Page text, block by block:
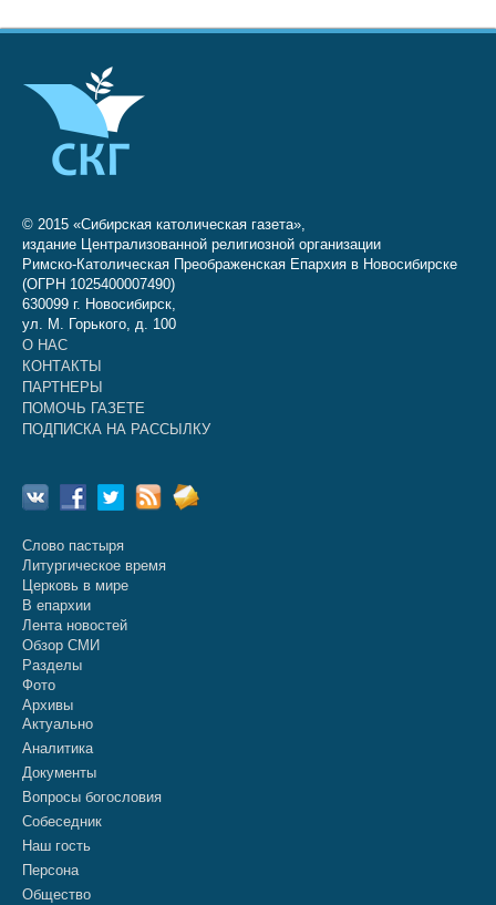
© 2015 «Сибирская католическая газета»,
издание Централизованной религиозной организации
Римско-Католическая Преображенская Епархия в Новосибирске
(ОГРН 1025400007490)
630099 г. Новосибирск,
ул. М. Горького, д. 100
О НАС
КОНТАКТЫ
ПАРТНЕРЫ
ПОМОЧЬ ГАЗЕТЕ
ПОДПИСКА НА РАССЫЛКУ
Слово пастыря
Литургическое время
Церковь в мире
В епархии
Лента новостей
Обзор СМИ
Разделы
Фото
Архивы
Актуально
Аналитика
Документы
Вопросы богословия
Собеседник
Наш гость
Персона
Общество